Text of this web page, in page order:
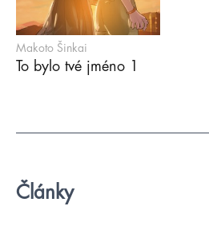
Makoto Šinkai
To bylo tvé jméno 1
Články